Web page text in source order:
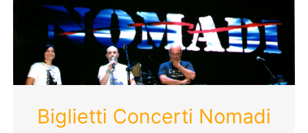
Biglietti Concerti Nomadi